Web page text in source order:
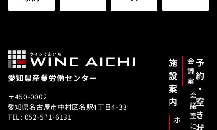
〒450-0002
愛知県名古屋市中村区名駅4丁目4-38
TEL: 052-571-6131
施
設
案
内
ホ
会
議
室
会
議
室
に
予
約
・
空
き